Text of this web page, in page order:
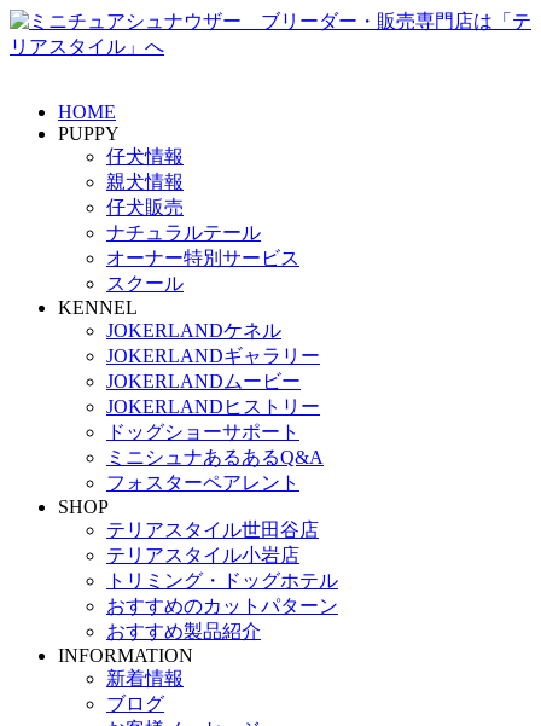
HOME
PUPPY
仔犬情報
親犬情報
仔犬販売
ナチュラルテール
オーナー特別サービス
スクール
KENNEL
JOKERLANDケネル
JOKERLANDギャラリー
JOKERLANDムービー
JOKERLANDヒストリー
ドッグショーサポート
ミニシュナあるあるQ&A
フォスターペアレント
SHOP
テリアスタイル世田谷店
テリアスタイル小岩店
トリミング・ドッグホテル
おすすめのカットパターン
おすすめ製品紹介
INFORMATION
新着情報
ブログ